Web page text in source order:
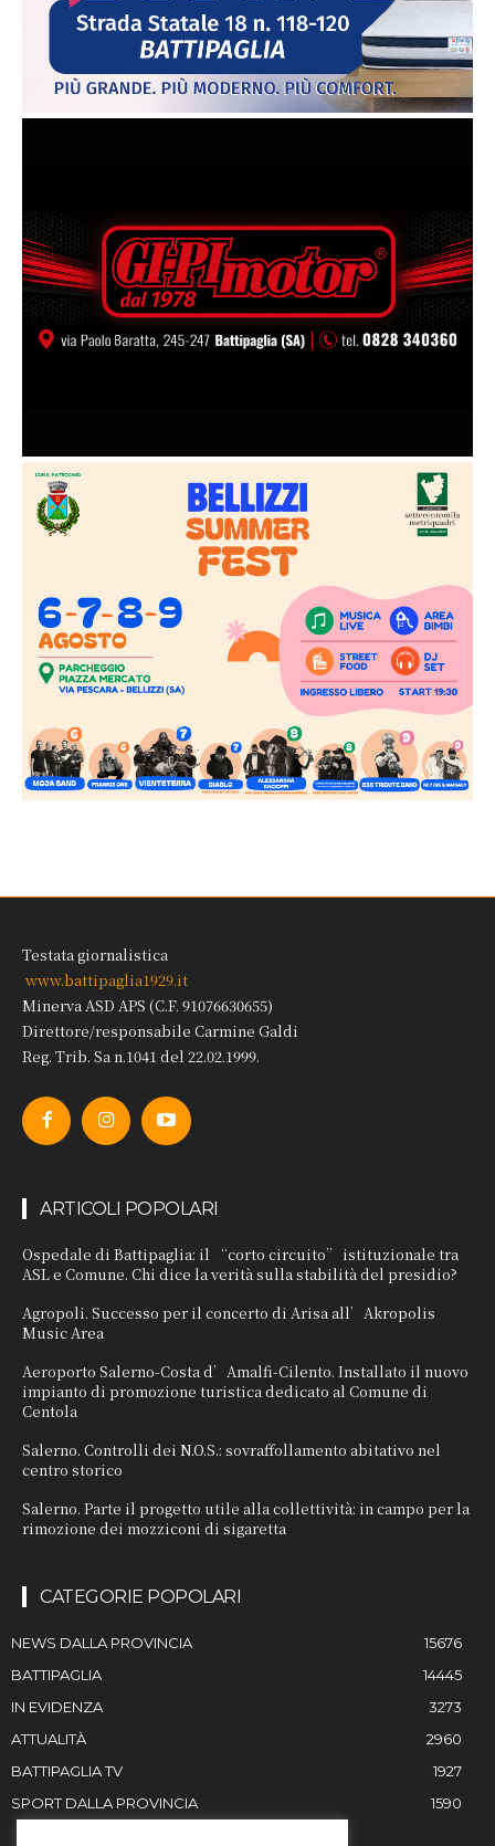
Testata giornalistica
www.battipaglia1929.it
Minerva ASD APS (C.F. 91076630655)
Direttore/responsabile Carmine Galdi
Reg. Trib. Sa n.1041 del 22.02.1999.
ARTICOLI POPOLARI
Ospedale di Battipaglia: il “corto circuito” istituzionale tra
ASL e Comune. Chi dice la verità sulla stabilità del presidio?
Agropoli. Successo per il concerto di Arisa all’Akropolis
Music Area
Aeroporto Salerno-Costa d’Amalfi-Cilento. Installato il nuovo
impianto di promozione turistica dedicato al Comune di
Centola
Salerno. Controlli dei N.O.S.: sovraffollamento abitativo nel
centro storico
Salerno. Parte il progetto utile alla collettività: in campo per la
rimozione dei mozziconi di sigaretta
CATEGORIE POPOLARI
NEWS DALLA PROVINCIA
15676
BATTIPAGLIA
14445
IN EVIDENZA
3273
ATTUALITÀ
2960
BATTIPAGLIA TV
1927
SPORT DALLA PROVINCIA
1590